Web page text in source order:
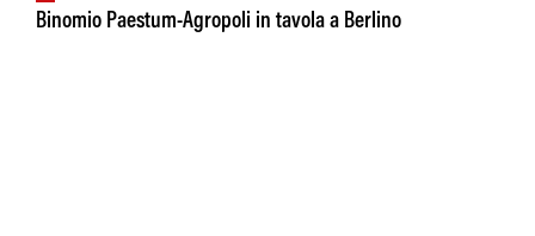
Binomio Paestum-Agropoli in tavola a Berlino